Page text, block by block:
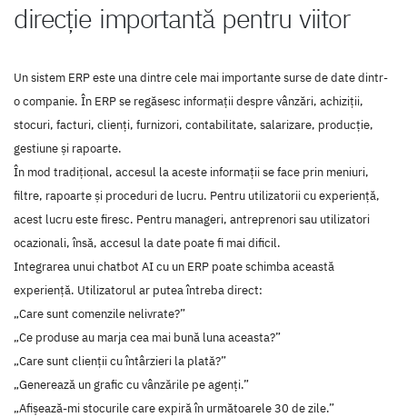
direcție importantă pentru viitor
Un sistem ERP este una dintre cele mai importante surse de date dintr-
o companie. În ERP se regăsesc informații despre vânzări, achiziții,
stocuri, facturi, clienți, furnizori, contabilitate, salarizare, producție,
gestiune și rapoarte.
În mod tradițional, accesul la aceste informații se face prin meniuri,
filtre, rapoarte și proceduri de lucru. Pentru utilizatorii cu experiență,
acest lucru este firesc. Pentru manageri, antreprenori sau utilizatori
ocazionali, însă, accesul la date poate fi mai dificil.
Integrarea unui chatbot AI cu un ERP poate schimba această
experiență. Utilizatorul ar putea întreba direct:
„Care sunt comenzile nelivrate?”
„Ce produse au marja cea mai bună luna aceasta?”
„Care sunt clienții cu întârzieri la plată?”
„Generează un grafic cu vânzările pe agenți.”
„Afișează-mi stocurile care expiră în următoarele 30 de zile.”